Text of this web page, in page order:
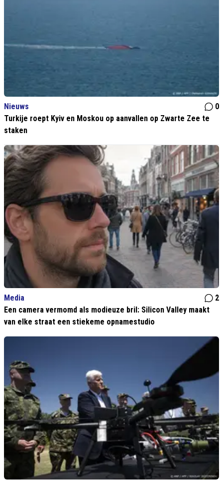
Nieuws
0
Turkije roept Kyiv en Moskou op aanvallen op Zwarte Zee te
staken
Media
2
Een camera vermomd als modieuze bril: Silicon Valley maakt
van elke straat een stiekeme opnamestudio